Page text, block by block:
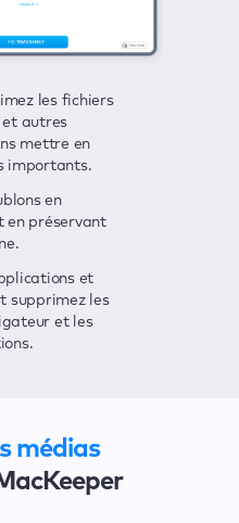
les fichiers
et autres
mettre en
importants.
en
en préservant
et
supprimez les
et les
profitez d'une
réel et
logiciels
clic.
mots de
de carte
informations
alertes en cas
et
recherchez la
sortes de
: fichiers
de sécurité
pratique.
problèmes en
médias